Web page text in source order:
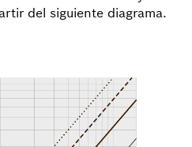
del siguiente diagrama.